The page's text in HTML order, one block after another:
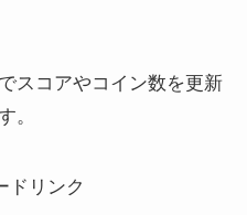
スコアやコイン数を更新
。
ドリンク